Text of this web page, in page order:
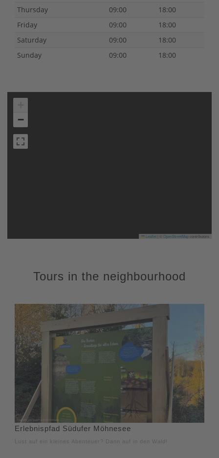
Thursday 09:00
18:00
Friday
09:00
18:00
Saturday
09:00
18:00
Sunday
09:00 18:00
−
Leaflet OpenStreetMapcontributors
Tours in the neighbourhood
Erlebnispfad Südufer Möhnesee
Lust auf ein kleines Abenteuer? Dann auf in den Wald!